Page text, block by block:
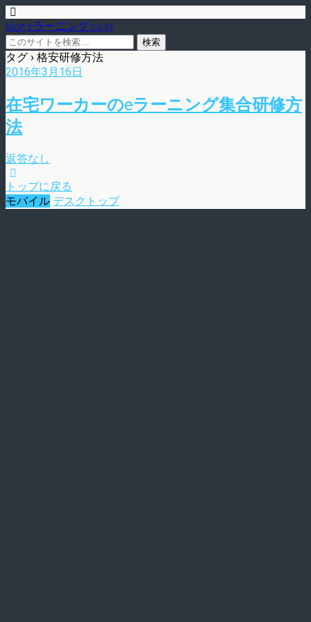
blog.eラーニング.co.jp
タグ › 格安研修方法
2016年3月16日
在宅ワーカーのeラーニング集合研修方
法
返答なし
トップに戻る
モバイル デスクトップ